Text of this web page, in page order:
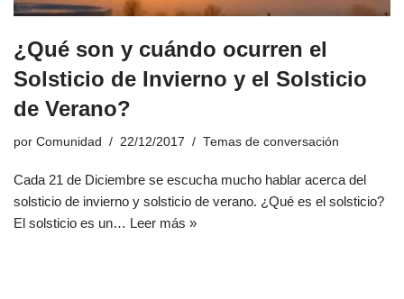
¿Qué son y cuándo ocurren el
Solsticio de Invierno y el Solsticio
de Verano?
por Comunidad 22/12/2017 Temas de conversación
Cada 21 de Diciembre se escucha mucho hablar acerca del
solsticio de invierno y solsticio de verano. ¿Qué es el solsticio?
El solsticio es un… Leer más »